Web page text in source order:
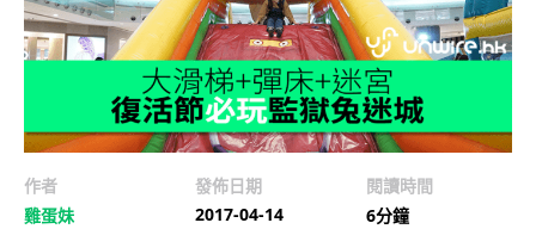
作者
雞蛋妹
發佈日期
2017-04-14
閱讀時間
6分鐘